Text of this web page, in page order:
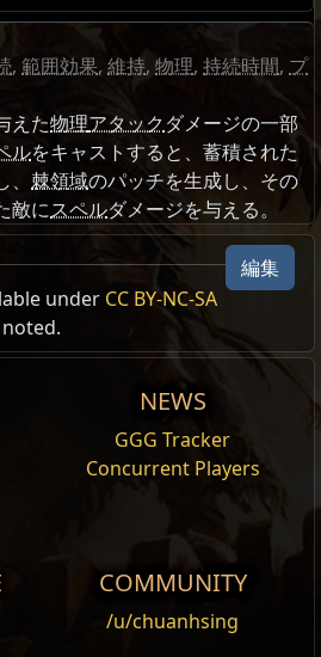
, 範囲効果, 維持, 物理, 持続時間, プ
えた物理アタック ダメージの一部
ルをキャストすると、蓄積された
棘領域のパッチを生成し、その
敵にスペルダメージを与える。
編集
under CC BY-NC-SA
NEWS
GGG Tracker
Concurrent Players
COMMUNITY
/u/chuanhsing